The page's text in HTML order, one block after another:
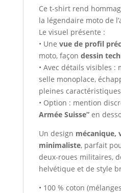
Ce t-shirt rend
la légendaire moto de
Le visuel présente :
• Une vue de profil
moto, façon dessin
• Avec détails visibles :
selle monoplace,
pleines
• Option : mention
Armée Suisse”en
Un design mécanique,
minimaliste, parfait
deux-roues militaires,
helvétique et de style
• 100 % coton